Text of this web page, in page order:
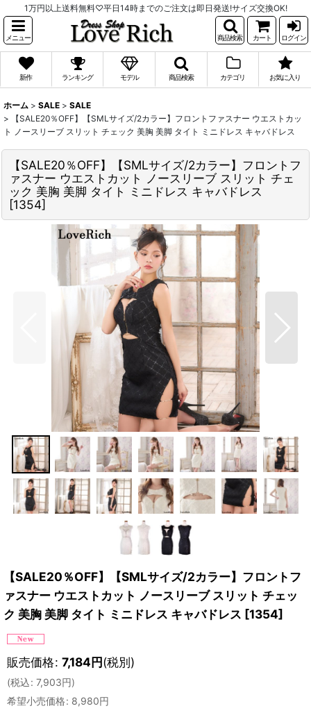
1万円以上送料無料♡平日14時までのご注文は即日発送!サイズ交換OK!
メニュー 商品検索 カート ログイン
新作 ランキング モデル 商品検索 カテゴリ お気に入り
ホーム > SALE > SALE
>
【SALE20％OFF】【SMLサイズ/2カラー】フロントファスナー ウエストカッ
ト ノースリーブ スリット チェック 美胸 美脚 タイト ミニドレス キャバドレス
【SALE20％OFF】【SMLサイズ/2カラー】フロントフ
ァスナー ウエストカット ノースリーブ スリット チェ
ック 美胸 美脚 タイト ミニドレス キャバドレス
[1354]
【SALE20％OFF】【SMLサイズ/2カラー】フロントフ
ァスナー ウエストカット ノースリーブ スリット チェッ
ク 美胸 美脚 タイト ミニドレス キャバドレス [1354]
販売価格: 7,184円(税別)
(税込: 7,903円)
希望小売価格: 8,980円